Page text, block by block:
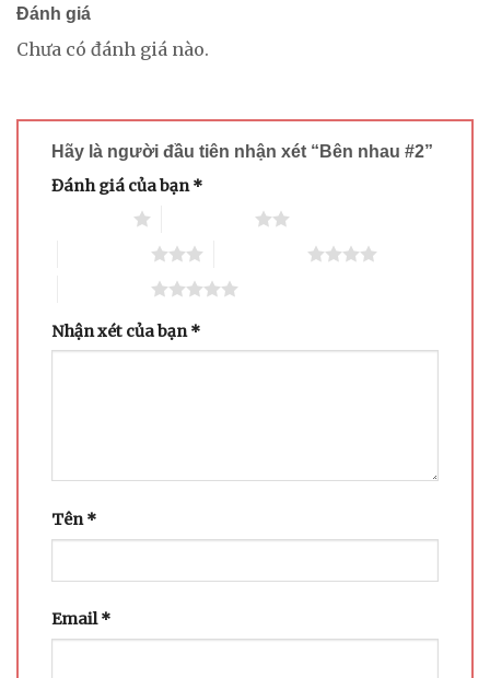
Đánh giá
Chưa có đánh giá nào.
Hãy là người đầu tiên nhận xét “Bên nhau #2”
Đánh giá của bạn*
Nhận xét của bạn *
Tên*
Email*